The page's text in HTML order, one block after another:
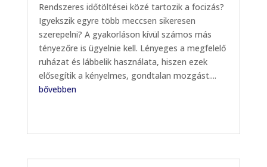
Rendszeres időtöltései közé tartozik a focizás?
Igyekszik egyre több meccsen sikeresen
szerepelni? A gyakorláson kívül számos más
tényezőre is ügyelnie kell. Lényeges a megfelelő
ruházat és lábbelik használata, hiszen ezek
elősegítik a kényelmes, gondtalan mozgást....
bővebben